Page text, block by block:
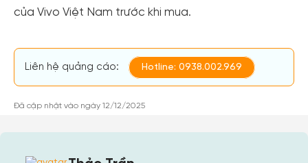
của Vivo Việt Nam trước khi mua.
Liên hệ quảng cáo: Hotline: 0938.002.969
Đã cập nhật vào ngày 12/12/2025